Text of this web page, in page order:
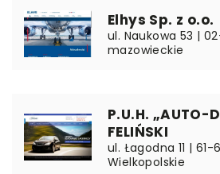
Elhys Sp. z o.o.
ul. Naukowa 53 |
mazowieckie
P.U.H. „AUTO-
FELIŃSKI
ul. Łagodna 11 |
Wielkopolskie